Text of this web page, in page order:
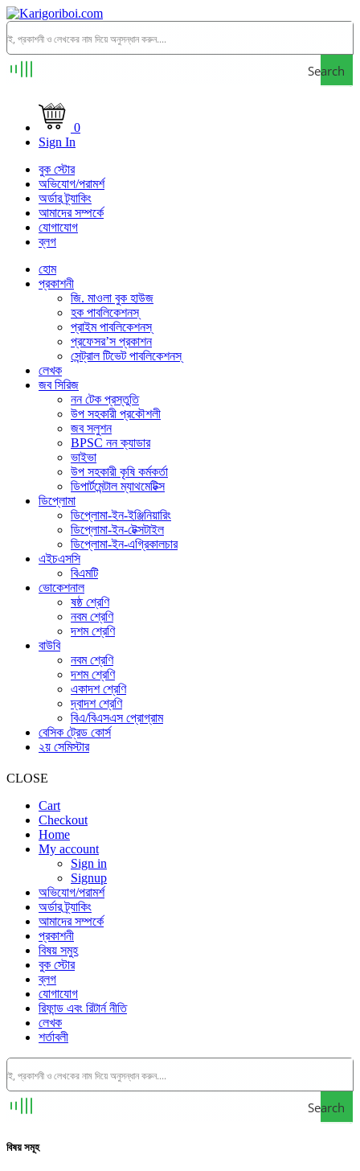
Search
0
Sign In
বুক স্টোর
অভিযোগ/পরামর্শ
অর্ডার ট্র্যাকিং
আমাদের সম্পর্কে
যোগাযোগ
ব্লগ
হোম
প্রকাশনী
জি. মাওলা বুক হাউজ
হক পাবলিকেশনস্
প্রাইম পাবলিকেশনস্
প্রফেসর’স প্রকাশন
সেন্ট্রাল টিভেট পাবলিকেশনস্
লেখক
জব সিরিজ
নন টেক প্রস্তুতি
উপ সহকারী প্রকৌশলী
জব সলুশন
BPSC নন ক্যাডার
ভাইভা
উপ সহকারী কৃষি কর্মকর্তা
ডিপার্টমেন্টাল ম্যাথমেটিক্স
ডিপ্লোমা
ডিপ্লোমা-ইন-ইঞ্জিনিয়ারিং
ডিপ্লোমা-ইন-টেক্সটাইল
ডিপ্লোমা-ইন-এগ্রিকালচার
এইচএসসি
বিএমটি
ভোকেশনাল
ষষ্ঠ শ্রেণি
নবম শ্রেণি
দশম শ্রেণি
বাউবি
নবম শ্রেণি
দশম শ্রেণি
একাদশ শ্রেণি
দ্বাদশ শ্রেণি
বিএ/বিএসএস প্রোগ্রাম
বেসিক ট্রেড কোর্স
২য় সেমিস্টার
CLOSE
Cart
Checkout
Home
My account
Sign in
Signup
অভিযোগ/পরামর্শ
অর্ডার ট্র্যাকিং
আমাদের সম্পর্কে
প্রকাশনী
বিষয় সমুহ
বুক স্টোর
ব্লগ
যোগাযোগ
রিফান্ড এবং রিটার্ন নীতি
লেখক
শর্তাবলী
Search
বিষয় সমূহ